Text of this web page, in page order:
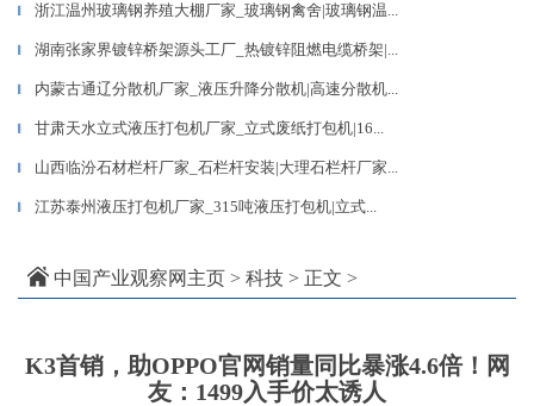
▎ 浙江温州玻璃钢养殖大棚厂家_玻璃钢禽舍|玻璃钢温...
▎ 湖南张家界镀锌桥架源头工厂_热镀锌阻燃电缆桥架|...
▎ 内蒙古通辽分散机厂家_液压升降分散机|高速分散机...
▎ 甘肃天水立式液压打包机厂家_立式废纸打包机|16...
▎ 山西临汾石材栏杆厂家_石栏杆安装|大理石栏杆厂家...
▎ 江苏泰州液压打包机厂家_315吨液压打包机|立式...
中国产业观察网主页 > 科技 > 正文 >
K3首销，助OPPO官网销量同比暴涨4.6倍！网
友：1499入手价太诱人